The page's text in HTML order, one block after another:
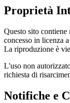
Proprietà
Questo sito
concesso in licenza
La riproduzione è
L'uso non
richiesta di
Notifiche e